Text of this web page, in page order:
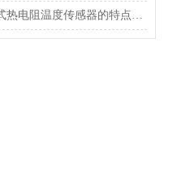
带线分体式热电阻温度传感器的特点及应用